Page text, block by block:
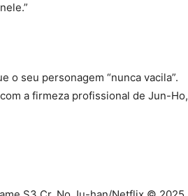
o seu personagem “nunca vacila”.
a firmeza profissional de Jun-Ho,